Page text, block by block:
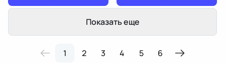
Показать еще
1 2 3 4 5 6